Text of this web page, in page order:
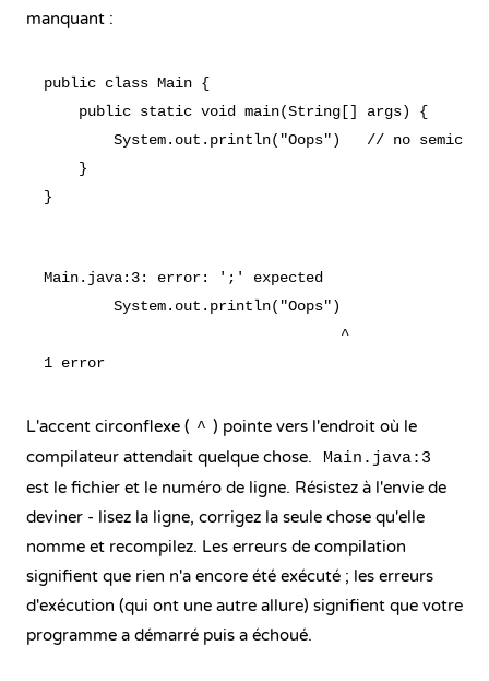
manquant :
public class Main {
    public static void main(String[] args) {
System.out.println("Oops")   // no
    }
Main.java:3: error: ';' expected
        System.out.println("Oops")
                                  ^
L'accent circonflexe ( ^ ) pointe vers l'endroit où le
compilateur attendait quelque chose.
Main.java:3
est le fichier et le numéro de ligne. Résistez à l'envie de
deviner - lisez la ligne, corrigez la seule chose qu'elle
nomme et recompilez. Les erreurs de compilation
signifient que rien n'a encore été exécuté ; les erreurs
d'exécution (qui ont une autre allure) signifient que votre
programme a démarré puis a échoué.